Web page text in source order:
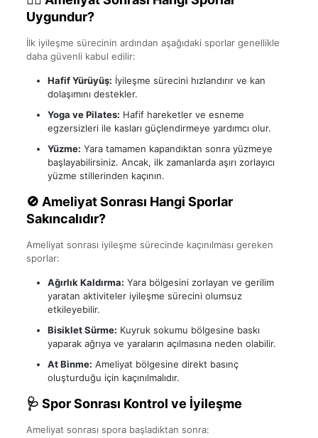
Uygundur?
İlk iyileşme sürecinin ardından aşağıdaki sporlar genellikle
daha güvenli kabul edilir:
Hafif Yürüyüş: İyileşme sürecini hızlandırır ve kan
dolaşımını destekler.
Yoga ve Pilates: Hafif hareketler ve esneme
egzersizleri ile kasları güçlendirmeye yardımcı olur.
Yüzme: Yara tamamen kapandıktan sonra yüzmeye
başlayabilirsiniz. Ancak, ilk zamanlarda aşırı zorlayıcı
yüzme stillerinden kaçının.
🚫 Ameliyat Sonrası Hangi Sporlar
Sakıncalıdır?
Ameliyat sonrası iyileşme sürecinde kaçınılması gereken
sporlar:
Ağırlık Kaldırma: Yara bölgesini zorlayan ve gerilim
yaratan aktiviteler iyileşme sürecini olumsuz
etkileyebilir.
Bisiklet Sürme: Kuyruk sokumu bölgesine baskı
yaparak ağrıya ve yaraların açılmasına neden olabilir.
At Binme: Ameliyat bölgesine direkt basınç
oluşturduğu için kaçınılmalıdır.
🩺 Spor Sonrası Kontrol ve İyileşme
Ameliyat sonrası spora başladıktan sonra: